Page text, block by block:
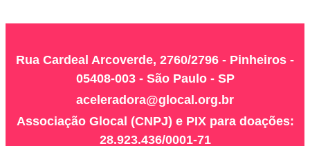
Rua Cardeal Arcoverde, 2760/2796 - Pinheiros -
05408-003 - São Paulo - SP
aceleradora@glocal.org.br
Associação Glocal (CNPJ) e PIX para doações:
28.923.436/0001-71